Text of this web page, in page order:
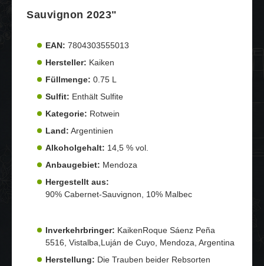
Sauvignon 2023"
EAN: 7804303555013
Hersteller: Kaiken
Füllmenge: 0.75 L
Sulfit: Enthält Sulfite
Kategorie: Rotwein
Land: Argentinien
Alkoholgehalt: 14,5 % vol.
Anbaugebiet: Mendoza
Hergestellt aus:
90% Cabernet-Sauvignon, 10% Malbec
Inverkehrbringer: KaikenRoque Sáenz Peña
5516, Vistalba,Luján de Cuyo, Mendoza, Argentina
Herstellung: Die Trauben beider Rebsorten